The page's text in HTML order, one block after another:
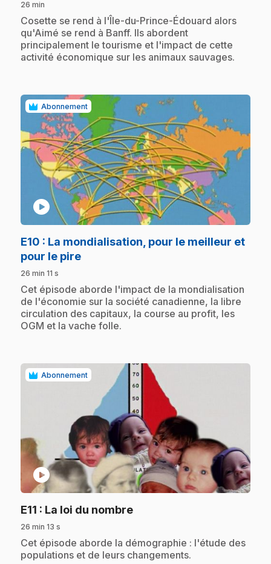
26 min
.Cosette se rend à l'Île-du-Prince-Édouard alors
qu'Aimé se rend à Banff. Ils abordent
principalement le tourisme et l'impact de cette
activité économique sur les animaux sauvages.
Abonnement
play_circle
E10 : La mondialisation, pour le meilleur et
pour le pire.
26 min 11 s
.Cet épisode aborde l'impact de la mondialisation
de l'économie sur la société canadienne, la libre
circulation des capitaux, la course au profit, les
OGM et la vache folle.
Abonnement
play_circle
E11 : La loi du nombre.
26 min 13 s
.Cet épisode aborde la démographie : l'étude des
populations et de leurs changements.